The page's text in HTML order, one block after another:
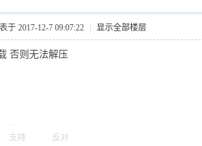
于 2017-12-7 09:07:22 显示全部楼层
否则无法解压
支持 反对